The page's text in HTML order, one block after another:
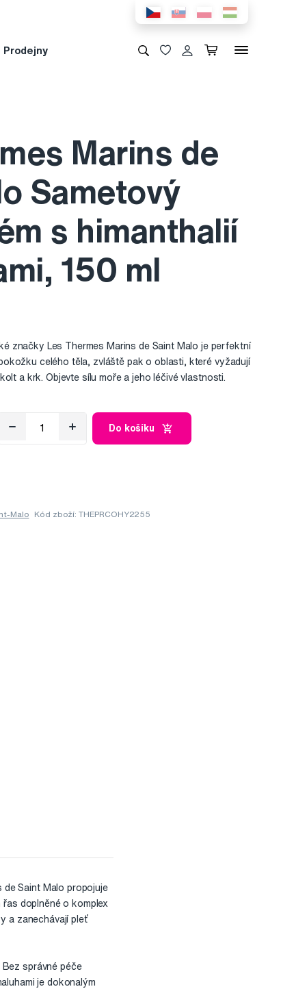
Prodejny
Marins de
Sametový
s himanthalií
150 ml
značky Les Thermes Marins de Saint Malo je perfektní
celého těla, zvláště pak o oblasti, které vyžadují
a krk. Objevte sílu moře a jeho léčivé vlastnosti.
Do košíku
Malo Kód zboží: THEPRCOHY2255
de Saint Malo propojuje
doplněné o komplex
a zanechávají pleť
správné péče
je dokonalým